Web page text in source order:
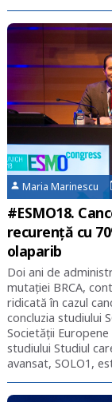
Maria Marinescu
#ESMO18.
recurență cu
olaparib
Doi ani de
mutației BRCA,
ridicată în cazul
concluzia studiului
Societății
studiului Studiul
avansat, SOLO1,